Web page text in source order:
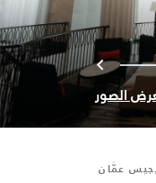
2 التالي
الصور
عمَّان